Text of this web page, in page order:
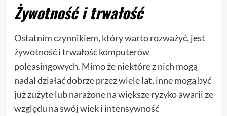
Żywotność i trwałość
Ostatnim czynnikiem, który warto rozważyć, jest
żywotność i trwałość komputerów
poleasingowych. Mimo że niektóre z nich mogą
nadal działać dobrze przez wiele lat, inne mogą być
już zużyte lub narażone na większe ryzyko awarii ze
względu na swój wiek i intensywność